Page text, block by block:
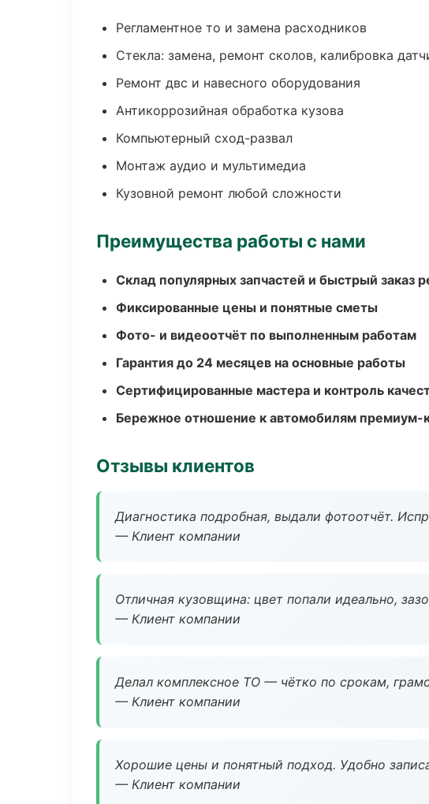
Регламентное то и замена расходников
Стекла: замена, ремонт сколов, калибровка
Ремонт двс и навесного оборудования
Антикоррозийная обработка кузова
Компьютерный сход-развал
Монтаж аудио и мультимедиа
Кузовной ремонт любой сложности
Преимущества работы с нами
Склад популярных запчастей и быстрый заказ
Фиксированные цены и понятные сметы
Фото- и видеоотчёт по выполненным работам
Гарантия до 24 месяцев на основные работы
Сертифицированные мастера и контроль
Бережное отношение к автомобилям премиум-
Отзывы клиентов
Диагностика подробная, выдали фотоотчёт.
— Клиент компании
Отличная кузовщина: цвет попали идеально,
— Клиент компании
Делал комплексное ТО — чётко по срокам,
— Клиент компании
Хорошие цены и понятный подход. Удобно
— Клиент компании